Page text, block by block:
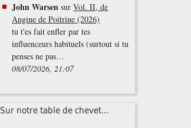
John Warsen surVol. II, de
Angine de Poitrine (2026)
tu t'es fait enfler par tes
influenceurs habituels (surtout si tu
penses ne pas…
08/07/2026, 21:07
Sur notre table de chevet...